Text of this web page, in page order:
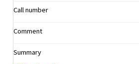
Call number
Comment
Summary